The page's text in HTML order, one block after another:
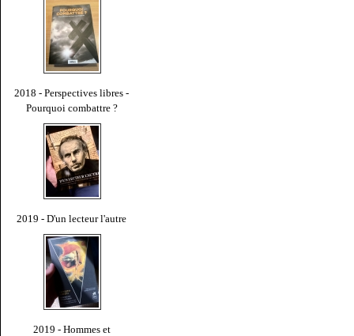
2018 - Perspectives libres -
Pourquoi combattre ?
2019 - D'un lecteur l'autre
2019 - Hommes et